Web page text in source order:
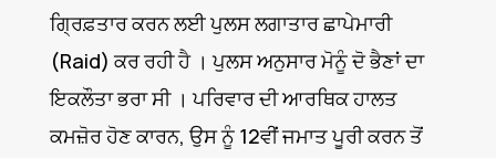
ਗ੍ਰਿਫ਼ਤਾਰ ਕਰਨ ਲਈ ਪੁਲਸ ਲਗਾਤਾਰ ਛਾਪੇਮਾਰੀ
(Raid) ਕਰ ਰਹੀ ਹੈ । ਪੁਲਸ ਅਨੁਸਾਰ ਮੋਨੂੰ ਦੋ ਭੈਣਾਂ ਦਾ
ਇਕਲੌਤਾ ਭਰਾ ਸੀ । ਪਰਿਵਾਰ ਦੀ ਆਰਥਿਕ ਹਾਲਤ
ਕਮਜ਼ੋਰ ਹੋਣ ਕਾਰਨ, ਉਸ ਨੂੰ 12ਵੀਂ ਜਮਾਤ ਪੂਰੀ ਕਰਨ ਤੋਂ